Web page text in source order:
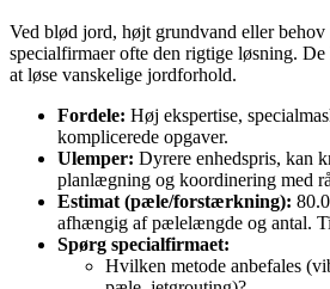
Ved blød jord, højt grundvand eller
specialfirmaer ofte den rigtige løsning.
at løse vanskelige jordforhold.
Fordele: Høj ekspertise,
komplicerede opgaver.
Ulemper: Dyrere enhedspris, kan
planlægning og koordinering med
Estimat (pæle/forstærkning):
afhængig af pælelængde og antal.
Spørg specialfirmaet:
Hvilken metode anbefales